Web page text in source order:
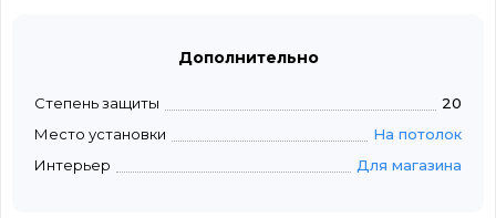
Дополнительно
Степень защиты
20
Место установки
На потолок
Интерьер
Для магазина